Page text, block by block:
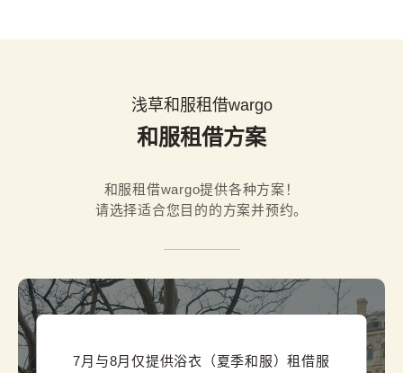
浅草和服租借wargo
和服租借方案
和服租借wargo提供各种方案！
请选择适合您目的的方案并预约。
7月与8月仅提供浴衣（夏季和服）租借服